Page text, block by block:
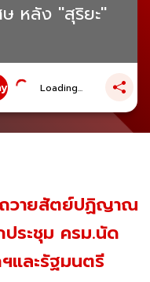
หลัง "สุริยะ"
Loading...
ถวายสัตย์ปฏิญาณ
ประชุม ครม.นัด
และรัฐมนตรี